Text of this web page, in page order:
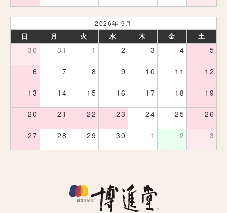
2026年 9月
日 月 火 水 木 金 土
30 31 1 2 3 4 5
6 7 8 9 10 11 12
13 14 15 16 17 18 19
20 21 22 23 24 25 26
27 28 29 30 1 2 3